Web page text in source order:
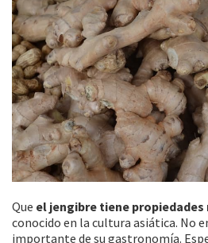
Que el jengibre tiene propiedades
conocido en la cultura asiática. No
importante de su gastronomía.